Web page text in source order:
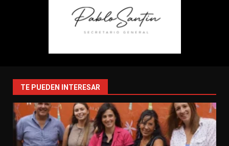
TE PUEDEN INTERESAR